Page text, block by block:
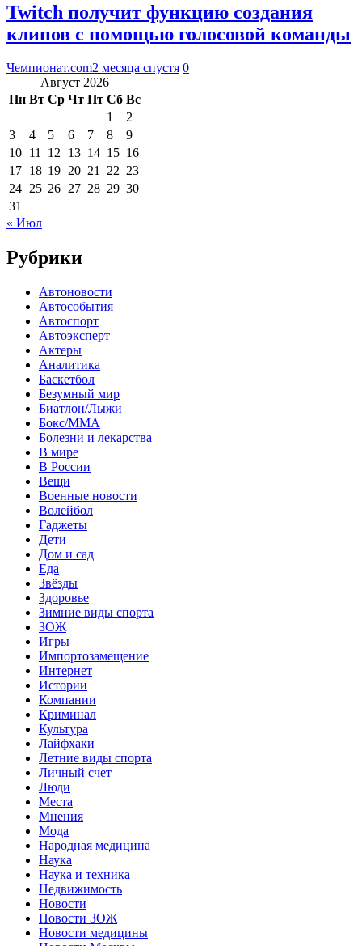
Twitch получит функцию создания
клипов с помощью голосовой команды
Чемпионат.com2 месяца спустя 0
Август 2026
Пн Вт Ср Чт Пт Сб Вс
1
2
3
4 5 6 7 8
9
10 11 12 13 14 15 16
17 18 19 20 21 22 23
24 25 26 27 28 29 30
31
« Июл
Рубрики
Автоновости
Автособытия
Автоспорт
Автоэксперт
Актеры
Аналитика
Баскетбол
Безумный мир
Биатлон/Лыжи
Бокс/MMA
Болезни и лекарства
В мире
В России
Вещи
Военные новости
Волейбол
Гаджеты
Дети
Дом и сад
Еда
Звёзды
Здоровье
Зимние виды спорта
ЗОЖ
Игры
Импортозамещение
Интернет
Истории
Компании
Криминал
Культура
Лайфхаки
Летние виды спорта
Личный счет
Люди
Места
Мнения
Мода
Народная медицина
Наука
Наука и техника
Недвижимость
Новости
Новости ЗОЖ
Новости медицины